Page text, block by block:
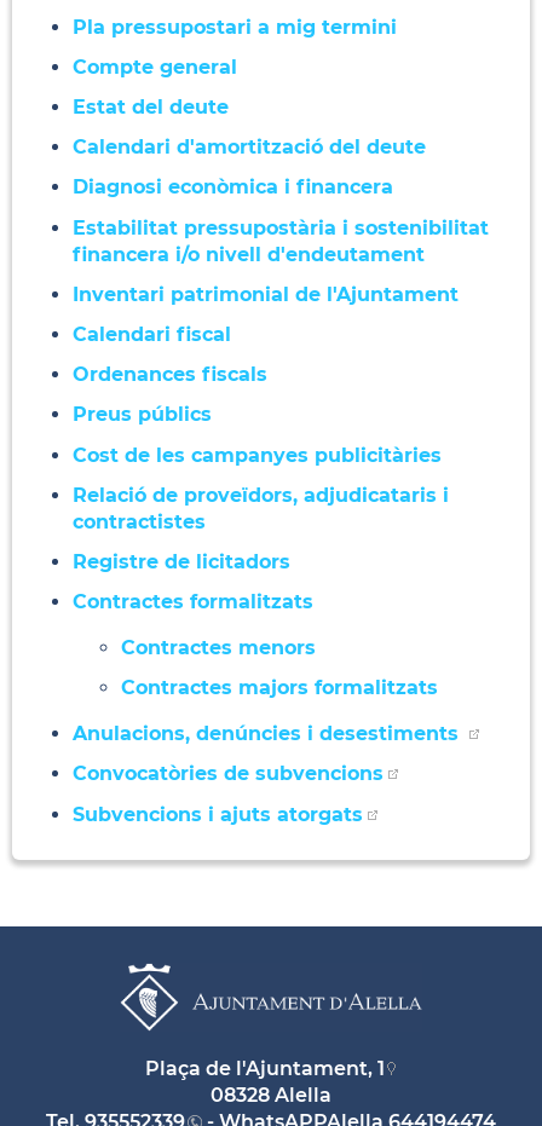
Pla pressupostari a mig termini
Compte general
Estat del deute
Calendari d'amortització del deute
Diagnosi econòmica i financera
Estabilitat pressupostària i sostenibilitat
financera i/o nivell d'endeutament
Inventari patrimonial de l'Ajuntament
Calendari fiscal
Ordenances fiscals
Preus públics
Cost de les campanyes publicitàries
Relació de proveïdors, adjudicataris i
contractistes
Registre de licitadors
Contractes formalitzats
Contractes menors
Contractes majors formalitzats
Anulacions, denúncies i desestiments
Convocatòries de subvencions
Subvencions i ajuts atorgats
Plaça de l'Ajuntament, 1
08328 Alella